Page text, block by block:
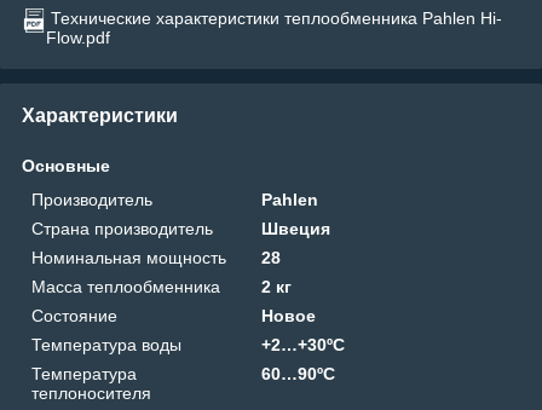
Технические характеристики теплообменника Pahlen Hi-
Flow.pdf
Характеристики
Основные
Производитель
Pahlen
Страна производитель
Швеция
Номинальная мощность
28
Масса теплообменника
2 кг
Состояние
Новое
Температура воды
+2…+30ºС
Температура
теплоносителя
60…90ºС